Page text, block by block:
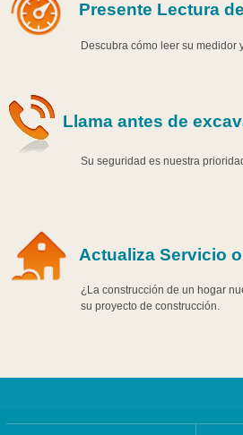
Presente Lectura
Descubra cómo leer su medidor
Llama antes de
Su seguridad es nuestra
Actualiza Servicio
¿La construcción de un hogar
su proyecto de construcción.